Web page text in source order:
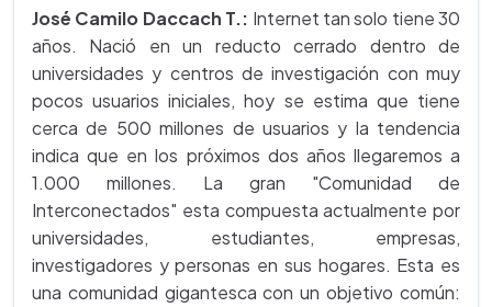
José Camilo Daccach T.: Internet tan solo tiene 30
años. Nació en un reducto cerrado dentro de
universidades y centros de investigación con muy
pocos usuarios iniciales, hoy se estima que tiene
cerca de 500 millones de usuarios y la tendencia
indica que en los próximos dos años llegaremos a
1.000 millones. La gran "Comunidad de
Interconectados" esta compuesta actualmente por
universidades, estudiantes, empresas,
investigadores y personas en sus hogares. Esta es
una comunidad gigantesca con un objetivo común: